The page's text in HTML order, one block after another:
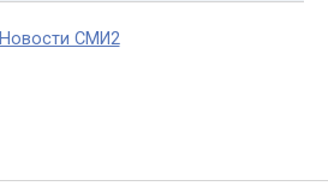
Новости СМИ2